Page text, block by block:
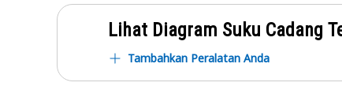
Lihat Diagram Suku Cadang
Tambahkan Peralatan Anda